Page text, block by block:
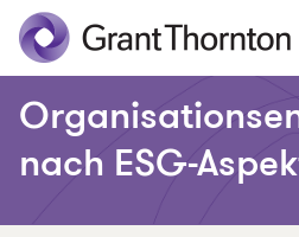
nach ESG-